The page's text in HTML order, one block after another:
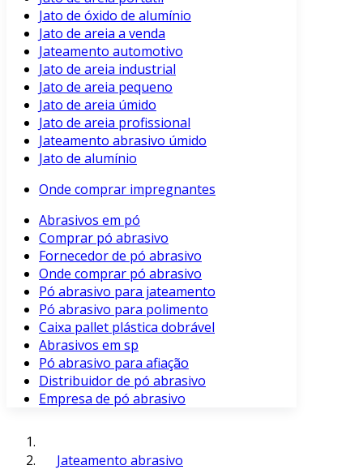
Jato de óxido de alumínio
Jato de areia a venda
Jateamento automotivo
Jato de areia industrial
Jato de areia pequeno
Jato de areia úmido
Jato de areia profissional
Jateamento abrasivo úmido
Jato de alumínio
Onde comprar impregnantes
Abrasivos em pó
Comprar pó abrasivo
Fornecedor de pó abrasivo
Onde comprar pó abrasivo
Pó abrasivo para jateamento
Pó abrasivo para polimento
Caixa pallet plástica dobrável
Abrasivos em sp
Pó abrasivo para afiação
Distribuidor de pó abrasivo
Empresa de pó abrasivo
Jateamento abrasivo